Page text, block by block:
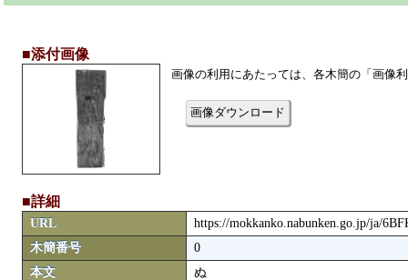
■添付画像
画像の利用にあたっては、各木簡の「画像
画像ダウンロード
■詳細
URL
https://mokkanko.nabunken.go.jp/ja/
木簡番号
0
本文
ぬ